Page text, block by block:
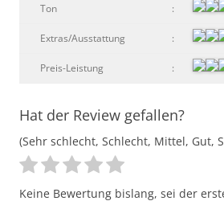
Ton :
Extras/Ausstattung :
Preis-Leistung :
Hat der Review gefallen?
(Sehr schlecht, Schlecht, Mittel, Gut,
Keine Bewertung bislang, sei der